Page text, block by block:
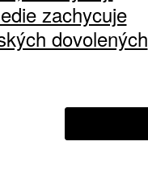
zachycuje
dovolených